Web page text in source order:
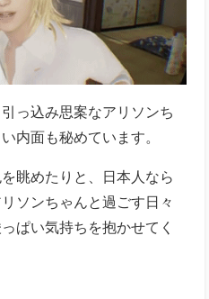
っ込み思案なアリソンち
内面も秘めています。
眺めたりと、日本人なら
ソンちゃんと過ごす日々
ぱい気持ちを抱かせてく